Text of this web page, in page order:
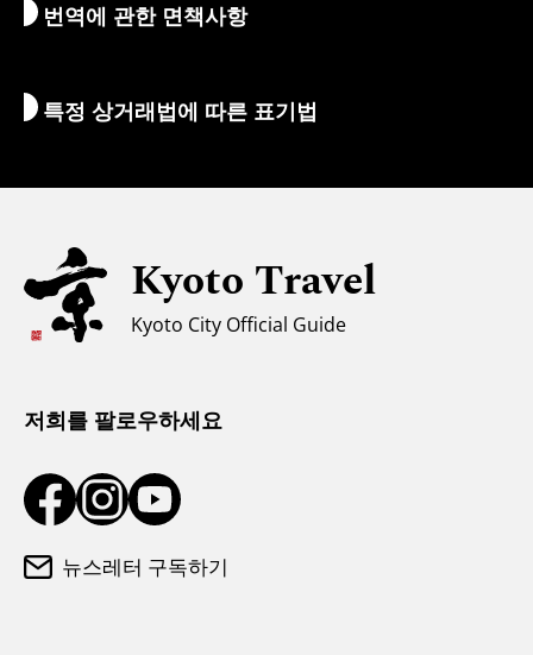
숙박 시설
통역 가이드
환전/세금
유니버설 관광
무슬림을 위한 정보
날씨와 옷차림
번역에 관한 면책사항
특정 상거래법에 따른 표기법
Kyoto Travel
Kyoto City Official Guide
저희를 팔로우하세요
뉴스레터 구독하기